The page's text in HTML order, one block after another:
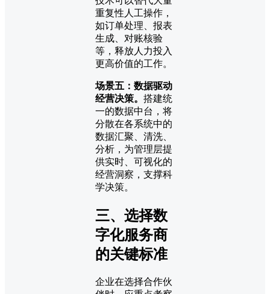
重复性人工操作，
如订单处理、报表
生成、对账核验
等，释放人力投入
更高价值的工作。
场景五：数据驱动
经营决策。 搭建统
一的数据中台，将
分散在各系统中的
数据汇聚、清洗、
分析，为管理层提
供实时、可视化的
经营洞察，支撑科
学决策。
三、选择数
字化服务商
的关键标准
企业在选择合作伙